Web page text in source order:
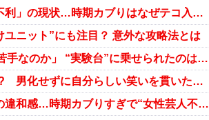
『THE W』のせいで「M-1で女性芸人が不利」の現状…時期カブりはなぜテコ入れされない？
ニット”にも注目？ 意外な攻略法とは
IPPON女子グランプリ「女性は大喜利が苦手なのか」 “実験台”に乗せられたのは誰か？
オアシズが女性芸人の変化の潮目だった!? 男化せずに自分らしい笑いを貫いた功績
『THE W』決勝常連がM-1で軒並み敗退の違和感…時期カブりすぎで“女性芸人不利”の本末転倒